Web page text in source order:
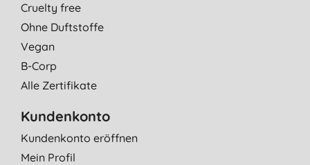
Cruelty free
Ohne Duftstoffe
Vegan
B-Corp
Alle Zertifikate
Kundenkonto
Kundenkonto eröffnen
Mein Profil